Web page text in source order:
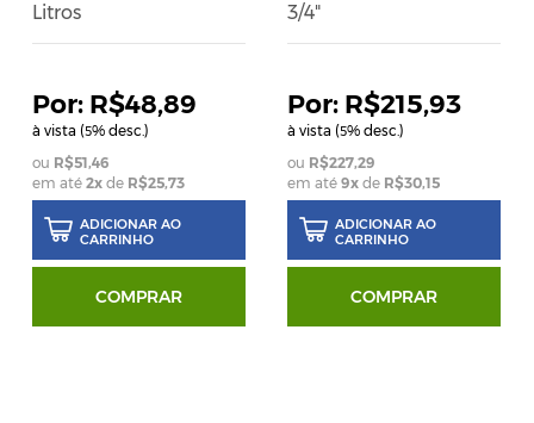
Litros
R$48,89
à vista (5% desc.)
R$51,46
em até2x de R$25,73
ADICIONAR AO
CARRINHO
COMPRAR
3/4"
R$215,93
à vista (5% desc.)
R$227,29
em até9x de R$30,15
ADICIONAR AO
CARRINHO
COMPRAR